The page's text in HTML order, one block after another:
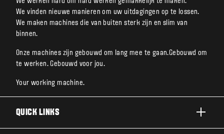
We vinden nieuwe manieren om uw uitdagingen op te lossen.
We maken machines die van buiten sterk zijn en slim van
binnen.
Onze machines zijn gebouwd om lang mee te gaan.Gebouwd om
te werken. Gebouwd voor jou.
Your working machine.
QUICK LINKS